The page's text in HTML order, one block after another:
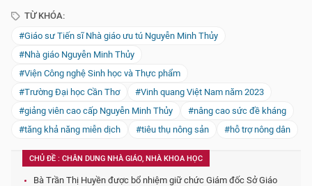
TỪ KHÓA:
#Giáo sư Tiến sĩ Nhà giáo ưu tú Nguyễn Minh Thủy
#Nhà giáo Nguyễn Minh Thủy
#Viện Công nghệ Sinh học và Thực phẩm
#Trường Đại học Cần Thơ
#Vinh quang Việt Nam năm 2023
#giảng viên cao cấp Nguyễn Minh Thủy
#nâng cao sức đề kháng
#tăng khả năng miễn dịch
#tiêu thụ nông sản #hỗ trợ nông dân
CHỦ ĐỀ : CHÂN DUNG NHÀ GIÁO, NHÀ KHOA HỌC
Bà Trần Thị Huyền được bổ nhiệm giữ chức Giám đốc Sở Giáo